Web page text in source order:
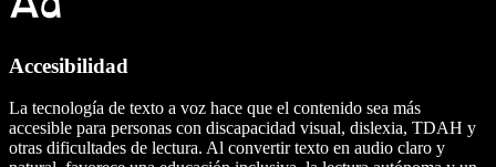
Accesibilidad
La tecnología de texto a voz hace que el contenido sea más
accesible para personas con discapacidad visual, dislexia, TDAH y
otras dificultades de lectura. Al convertir texto en audio claro y